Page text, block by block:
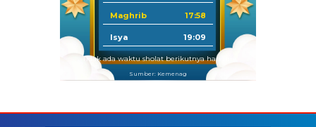
Maghrib 17:58
Isya 19:09
Tidak ada waktu sholat berikutnya hari ini.
Sumber: Kemenag